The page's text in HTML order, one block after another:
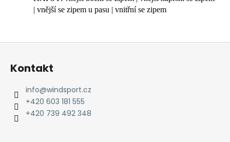
| vnější se zipem u pasu | vnitřní se zipem
Z
Kontakt
info@windsport.cz
+420 603 181 555
+420 739 492 348